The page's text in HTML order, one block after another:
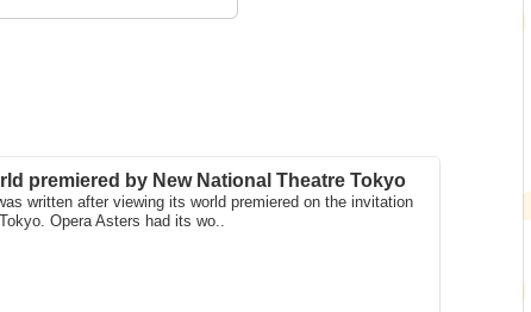
premiered by New National Theatre Tokyo
written after viewing its world premiered on the invitation
Opera Asters had its wo..